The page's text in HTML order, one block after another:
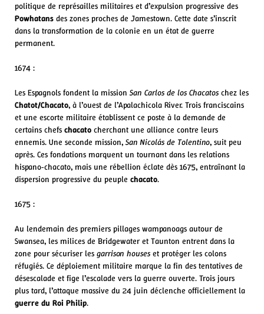
politique de représailles militaires et d’expulsion progressive des
Powhatans des zones proches de Jamestown. Cette date s’inscrit
dans la transformation de la colonie en un état de guerre
permanent.
1674 :
Les Espagnols fondent la missionSan Carlos de los Chacatos chez les
Chatot/Chacato, à l’ouest de l’Apalachicola River. Trois franciscains
et une escorte militaire établissent ce poste à la demande de
certains chefs chacato cherchant une alliance contre leurs
ennemis. Une seconde mission,San Nicolás de Tolentino, suit peu
après. Ces fondations marquent un tournant dans les relations
hispano‑chacato, mais une rébellion éclate dès 1675, entraînant la
dispersion progressive du peuple chacato.
1675 :
Au lendemain des premiers pillages wampanoags autour de
Swansea, les milices de Bridgewater et Taunton entrent dans la
zone pour sécuriser les garrison houses et protéger les colons
réfugiés. Ce déploiement militaire marque la fin des tentatives de
désescalade et fige l’escalade vers la guerre ouverte. Trois jours
plus tard, l’attaque massive du 24 juin déclenche officiellement la
guerre du Roi Philip.